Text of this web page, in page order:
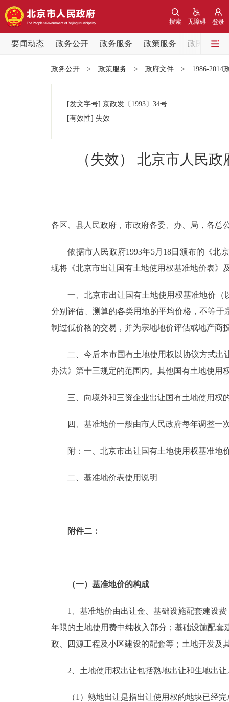
登录
无障碍
搜索
要闻动态 政务公开 政务服务 政策服务
政民互动
党中央精神
政策兑现
决策公开
个人服务
中介服务
政民互动
12345网上接诉即办
参与调查
走进北京
ENGLISH
ESPAÑOL
政务公开 > 政策服务 > 政府文件 > 1986-2014
[发文字号] 京政发 〔1993〕 34号
[有效性] 失效
（失效） 北京市人民
各区、县人民政府，市政府各委、办、局，各总
依据市人民政府1993年5月18日颁布的《北京
现将《北京市出让国有土地使用权基准地价表》
一、北京市出让国有土地使用权基准地价（
分别评估、测算的各类用地的平均价格，不等
制过低价格的交易，并为宗地地价评估或地产商
二、今后本市国有土地使用权以协议方式出
办法》第十三规定的范围内。其他国有土地使用
三、向境外和三资企业出让国有土地使用权的
四、基准地价一般由市人民政府每年调整一次
附：一、北京市出让国有土地使用权基准地
二、基准地价表使用说明
附件二：
（一）基准地价的构成
1、基准地价由出让金、基础设施配套建设费
年限的土地使用费中纯收入部分；基础设施配
政、四源工程及小区建设的配套等；土地开发及
2、土地使用权出让包括熟地出让和生地出让
（1）熟地出让是指出让使用权的地块已经完